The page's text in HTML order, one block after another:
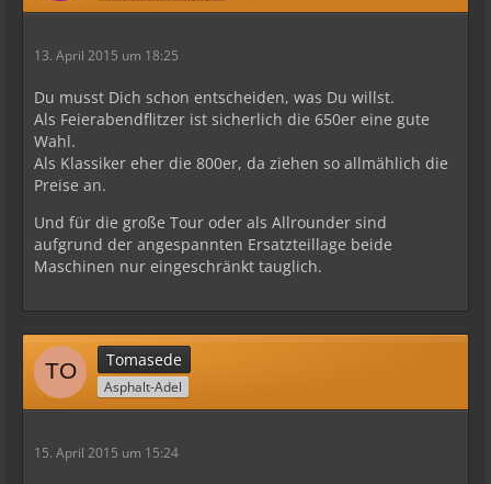
13. April 2015 um 18:25
Du musst Dich schon entscheiden, was Du willst.
Als Feierabendflitzer ist sicherlich die 650er eine gute
Wahl.
Als Klassiker eher die 800er, da ziehen so allmählich die
Preise an.
Und für die große Tour oder als Allrounder sind
aufgrund der angespannten Ersatzteillage beide
Maschinen nur eingeschränkt tauglich.
Tomasede
Asphalt-Adel
15. April 2015 um 15:24